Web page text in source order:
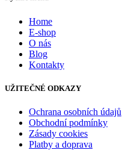
Home
E-shop
O nás
Blog
Kontakty
UŽITEČNÉ ODKAZY
Ochrana osobních údajů
Obchodní podmínky
Zásady cookies
Platby a doprava